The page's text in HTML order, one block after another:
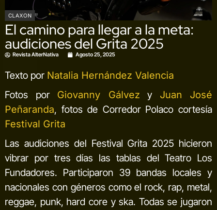
CLAXON
El camino para llegar a la meta:
audiciones del Grita 2025
Revista AlterNativa Agosto 25, 2025
Texto por Natalia Hernández Valencia
Fotos por Giovanny Gálvez y Juan José
Peñaranda, fotos de Corredor Polaco cortesía
Festival Grita
Las audiciones del Festival Grita 2025 hicieron
vibrar por tres días las tablas del Teatro Los
Fundadores. Participaron 39 bandas locales y
nacionales con géneros como el rock, rap, metal,
reggae, punk, hard core y ska. Todas se jugaron